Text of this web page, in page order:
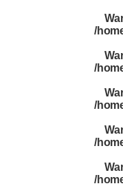
/
/
/
/
/